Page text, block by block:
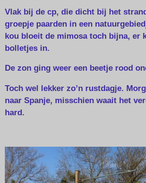
Vlak bij de cp, die dicht bij het
groepje paarden in een
kou bloeit de mimosa toch bijna, er
bolletjes in.
De zon ging weer een beetje rood
Toch wel lekker zo’n rustdagje.
naar Spanje, misschien waait het
hard.